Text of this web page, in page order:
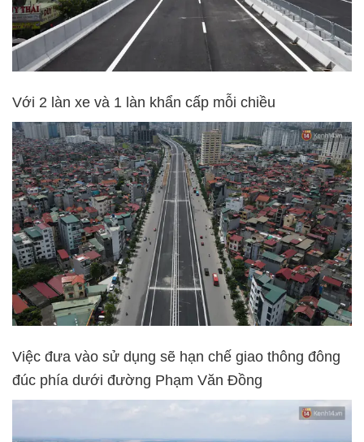
Với 2 làn xe và 1 làn khẩn cấp mỗi chiều
Việc đưa vào sử dụng sẽ hạn chế giao thông đông
đúc phía dưới đường Phạm Văn Đồng